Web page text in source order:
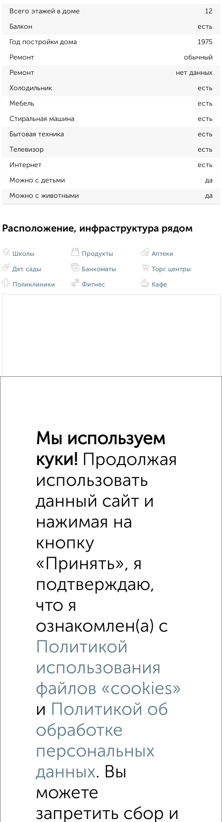
Всего этажей в доме 12
Балкон есть
Год постройки дома 1975
Ремонт обычный
Ремонт нет данных
Холодильник есть
Мебель есть
Стиральная машина есть
Бытовая техника есть
Телевизор есть
Интернет есть
Можно с детьми да
Можно с животными да
Расположение, инфраструктура рядом
Школы
Дет. сады
Поликлиники
Продукты
Банкоматы
Фитнес
Аптеки
Торг. центры
Кафе
Похожие предложения рядом
Комнаты в 2-к квартире недалеко от 28 Июня 5
Рядом, с меньшей ценой
Недалеко от 28 Июня 5 с ценой ниже
Комнаты в 2-к квартире
Поиск по схожим параметрам:
микрорайон Заречье
С холодильником С мебелью
Мы используем
куки! Продолжая
использовать
данный сайт и
нажимая на
кнопку
«Принять», я
подтверждаю,
что я
ознакомлен(а) с
Политикой
использования
файлов «cookies»
и Политикой об
обработке
персональных
данных. Вы
можете
запретить сбор и